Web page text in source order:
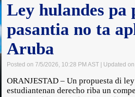
Ley hulandes pa
pasantia no ta
Aruba
Posted on 7/5/2026, 10:28 PM AST | Updated
ORANJESTAD – Un propuesta di
estudiantenan derecho riba un